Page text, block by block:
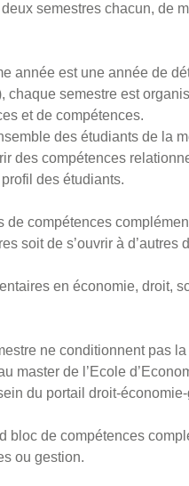
semestres chacun, de
année est une année de
chaque semestre est
et de compétences.
des étudiants de la
des compétences
des étudiants.
compétences
soit de s’ouvrir à d’autres
en économie, droit,
ne conditionnent pas
master de l’Ecole
du portail droit-
bloc de compétences
ou gestion.